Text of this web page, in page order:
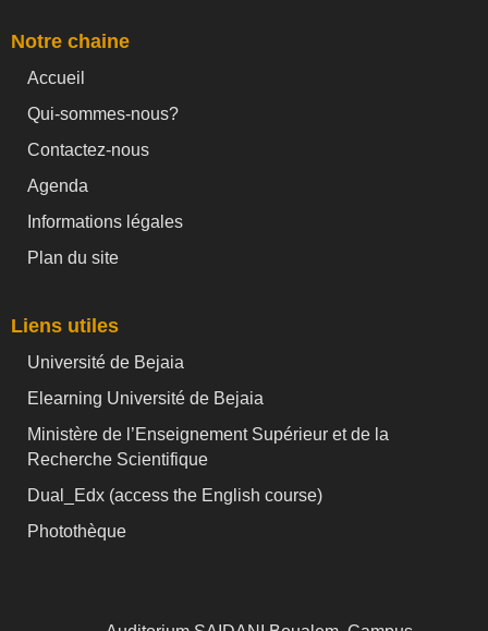
Notre chaine
Accueil
Qui-sommes-nous?
Contactez-nous
Agenda
Informations légales
Plan du site
Liens utiles
Université de Bejaia
Elearning Université de Bejaia
Ministère de l’Enseignement Supérieur et de la
Recherche Scientifique
Dual_Edx (access the English course)
Photothèque